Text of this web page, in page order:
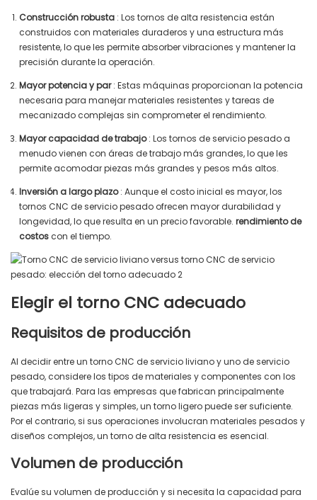
Construcción robusta : Los tornos de alta resistencia están
construidos con materiales duraderos y una estructura más
resistente, lo que les permite absorber vibraciones y mantener la
precisión durante la operación.
Mayor potencia y par: Estas máquinas proporcionan la potencia
necesaria para manejar materiales resistentes y tareas de
mecanizado complejas sin comprometer el rendimiento.
Mayor capacidad de trabajo: Los tornos de servicio pesado a
menudo vienen con áreas de trabajo más grandes, lo que les
permite acomodar piezas más grandes y pesos más altos.
Inversión a largo plazo: Aunque el costo inicial es mayor, los
tornos CNC de servicio pesado ofrecen mayor durabilidad y
longevidad, lo que resulta en un precio favorable. rendimiento de
costoscon el tiempo.
Elegir el torno CNC adecuado
Requisitos de producción
Al decidir entre un torno CNC de servicio liviano y uno de servicio
pesado, considere los tipos de materiales y componentes con los
que trabajará. Para las empresas que fabrican principalmente
piezas más ligeras y simples, un torno ligero puede ser suficiente.
Por el contrario, si sus operaciones involucran materiales pesados ​​y
diseños complejos, un torno de alta resistencia es esencial.
Volumen de producción
Evalúe su volumen de producción y si necesita la capacidad para